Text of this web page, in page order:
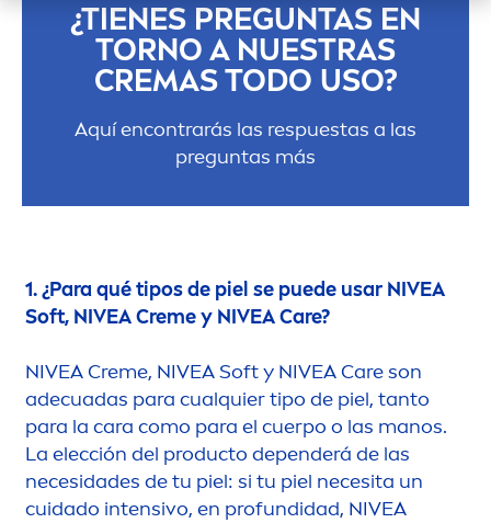
¿TIENES PREGUNTAS EN
TORNO A NUESTRAS
CREMAS TODO USO?
Aquí encontrarás las respuestas a las
preguntas más
1. ¿Para qué tipos de piel se puede usar NIVEA
Soft, NIVEACremey NIVEACare?
NIVEA Creme, NIVEASoft y NIVEA Careson
adecuadas para cualquier tipo de piel, tanto
para la cara como para el cuerpo o las manos.
La elección del producto dependerá de las
necesidades de tu piel: si tu piel necesita un
cuidado intensivo, en profundidad, NIVEA